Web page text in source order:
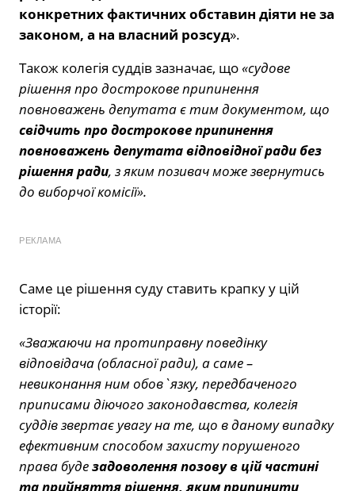
конкретних фактичних обставин діяти не за
законом, а на власний розсуд».
Також колегія суддів зазначає, що«судове
рішення про дострокове припинення
повноважень депутата є тим документом, що
свідчить про дострокове припинення
повноважень депутата відповідної ради без
рішення ради, з яким позивач може звернутись
до виборчої комісії».
РЕКЛАМА
Саме це рішення суду ставить крапку у цій
історії:
«Зважаючи на протиправну поведінку
відповідача(обласної ради), а саме –
невиконання ним обов`язку, передбаченого
приписами діючого законодавства, колегія
суддів звертає увагу на те, що в даному випадку
ефективним способом захисту порушеного
права будезадоволення позову в цій частині
та прийняття рішення, яким припинити